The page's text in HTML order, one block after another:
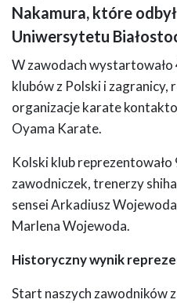
Nakamura, które
Uniwersytetu
W zawodach
klubów z Polski i zagranicy,
organizacje karate
Oyama Karate.
Kolski klub
zawodniczek, trenerzy
sensei Arkadiusz
Marlena Wojewoda.
Historyczny wynik
Start naszych zawodników